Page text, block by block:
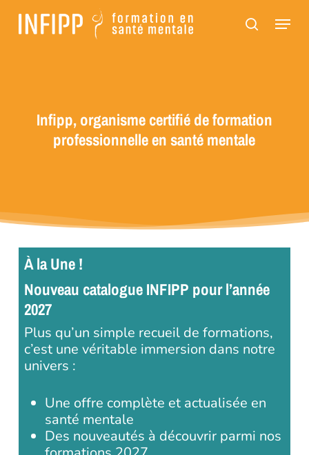
Panneau de gestion des cookies
contenu
Menu
Infipp, organisme certifié de formation
professionnelle en santé mentale
À la Une !
Nouveau catalogue INFIPP pour l’année
2027
Plus qu’un simple recueil de formations,
c’est une véritable immersion dans notre
univers :
Une offre complète et actualisée en
santé mentale
Des nouveautés à découvrir parmi nos